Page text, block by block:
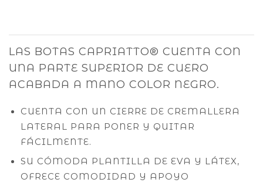
LAS BOTAS CAPRIATTO® CUENTA CON
UNA PARTE SUPERIOR DE CUERO
ACABADA A MANO COLOR NEGRO.
CUENTA CON UN CIERRE DE CREMALLERA
LATERAL PARA PONER Y QUITAR
FÁCILMENTE.
SU CÓMODA PLANTILLA DE EVA Y LÁTEX,
OFRECE COMODIDAD Y APOYO